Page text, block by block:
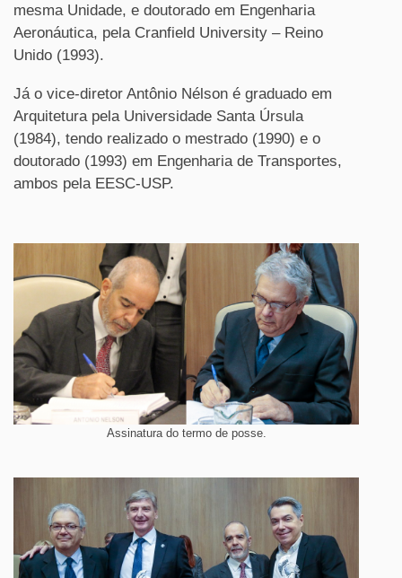
mesma Unidade, e doutorado em Engenharia
Aeronáutica, pela Cranfield University – Reino
Unido (1993).
Já o vice-diretor Antônio Nélson é graduado em
Arquitetura pela Universidade Santa Úrsula
(1984), tendo realizado o mestrado (1990) e o
doutorado (1993) em Engenharia de Transportes,
ambos pela EESC-USP.
Assinatura do termo de posse.